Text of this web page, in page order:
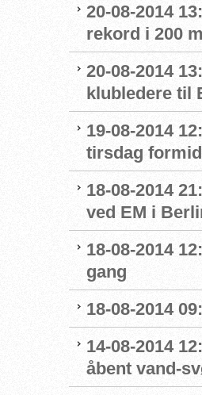
20-08-2014
rekord i 200
20-08-2014
klubledere til
19-08-2014
tirsdag
18-08-2014
ved EM i
18-08-2014
gang
18-08-2014
14-08-2014
åbent vand-